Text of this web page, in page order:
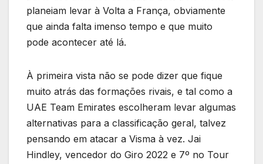
planeiam levar à Volta a França, obviamente
que ainda falta imenso tempo e que muito
pode acontecer até lá.
À primeira vista não se pode dizer que fique
muito atrás das formações rivais, e tal como a
UAE Team Emirates escolheram levar algumas
alternativas para a classificação geral, talvez
pensando em atacar a Visma à vez. Jai
Hindley, vencedor do Giro 2022 e 7º no Tour